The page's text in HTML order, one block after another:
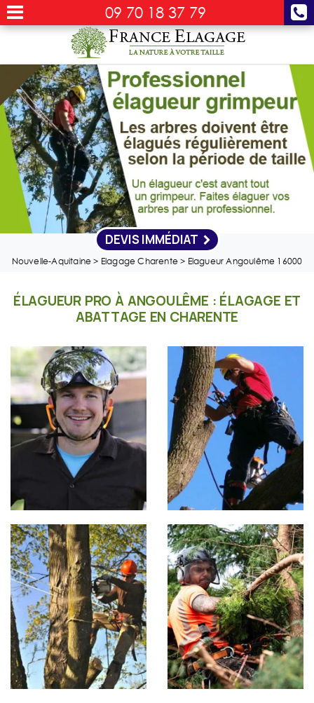
09 70 18 37 79
DEVIS IMMÉDIAT
Nouvelle-Aquitaine> Elagage Charente> Elagueur Angoulême 16000
ÉLAGUEUR PRO À ANGOULÊME : ÉLAGAGE ET
ABATTAGE EN CHARENTE